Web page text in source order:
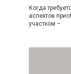
Когда
аспектов
участком –